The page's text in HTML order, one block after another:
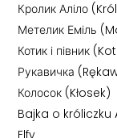
Кролик Аліло
Метелик Еміль
Котик і півник
Рукавичка
Колосок (Kłosek)
Bajka o króliczku